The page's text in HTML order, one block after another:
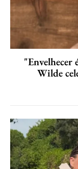
"Envelhecer
Wilde